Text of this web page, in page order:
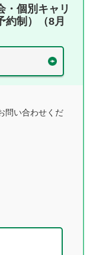
個別キャリ
約制）（8月
問い合わせくだ